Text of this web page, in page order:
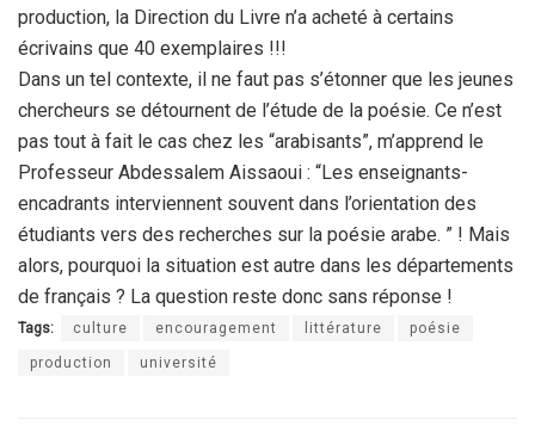
production, la Direction du Livre n’a acheté à certains
écrivains que 40 exemplaires !!!
Dans un tel contexte, il ne faut pas s’étonner que les jeunes
chercheurs se détournent de l’étude de la poésie. Ce n’est
pas tout à fait le cas chez les “arabisants”, m’apprend le
Professeur Abdessalem Aissaoui : “Les enseignants-
encadrants interviennent souvent dans l’orientation des
étudiants vers des recherches sur la poésie arabe. ” ! Mais
alors, pourquoi la situation est autre dans les départements
de français ? La question reste donc sans réponse !
Tags: culture encouragement littérature poésie
production université